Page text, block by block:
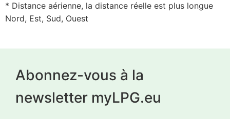
* Distance aérienne, la distance réelle est plus longue
Nord, Est, Sud, Ouest
Abonnez-vous à la
newsletter myLPG.eu